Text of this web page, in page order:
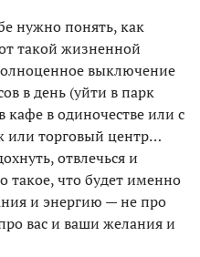
нужно понять, как
такой жизненной
выключение
в день (уйти в парк
кафе в одиночестве или с
или торговый центр…
отвлечься и
такое, что будет именно
и энергию — не про
вас и ваши желания и